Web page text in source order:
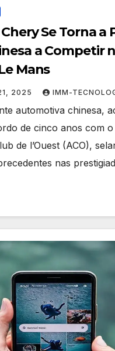
Se Torna a
a Competir
Mans
2025 IMM-
automotiva chinesa,
de cinco anos com o
de l’Ouest (ACO),
nas